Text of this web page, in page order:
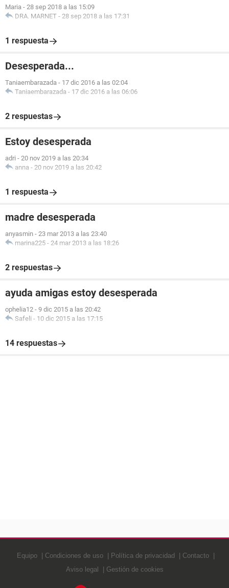
Maria - 28 sep 2018 a las 15:09
DRA. MARNET - 28 sep 2018 a las 17:31
1 respuesta
Desesperada...
Taniaembarazada - 17 dic 2016 a las 02:04
Taniaembarazada - 17 dic 2016 a las 06:06
2 respuestas
Estoy desesperada
adri - 20 nov 2019 a las 20:34
anna - 20 nov 2019 a las 20:42
1 respuesta
madre desesperada
anyasmin - 23 mar 2013 a las 23:40
marina225 - 24 mar 2013 a las 18:26
2 respuestas
ayuda amigas estoy desesperada
ophelia12 - 9 dic 2015 a las 20:42
Safeli - 10 dic 2015 a las 17:15
14 respuestas
Equipo Condiciones de uso Política de privacidad
Contacto
Aviso legal
Gestión de cookies